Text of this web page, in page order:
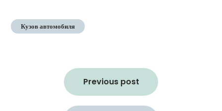
Кузов автомобиля
Previous post